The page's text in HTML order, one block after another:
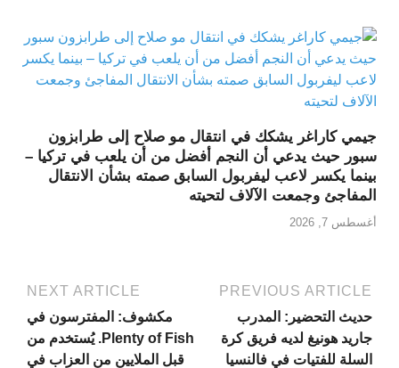
جيمي كاراغر يشكك في انتقال مو صلاح إلى طرابزون
سبور حيث يدعي أن النجم أفضل من أن يلعب في تركيا –
بينما يكسر لاعب ليفربول السابق صمته بشأن الانتقال
المفاجئ وجمعت الآلاف لتحيته
أغسطس 7, 2026
PREVIOUS ARTICLE
حديث التحضير: المدرب
جاريد هونيغ لديه فريق كرة
السلة للفتيات في فالنسيا
NEXT ARTICLE
مكشوف: المفترسون في
Plenty of Fish. يُستخدم من
قبل الملايين من العزاب في